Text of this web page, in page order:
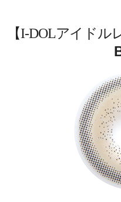
【I-DOLアイド